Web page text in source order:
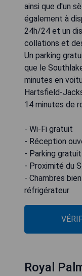
ainsi que d'un
également à
24h/24 et un
collations et
Un parking
que le
minutes en
Hartsfield-
14 minutes de
- Wi-Fi gratuit
- Réception
- Parking gratuit
- Proximité du
- Chambres
réfrigérateur
Royal